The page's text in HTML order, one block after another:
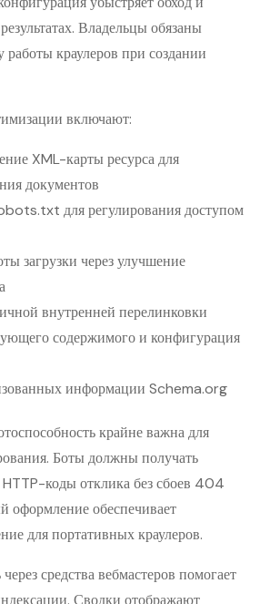
Владельцы обязаны
краулеров при создании
включают:
XML-карты ресурса для
документов
для регулирования доступом
загрузки через улучшение
внутренней перелинковки
содержимого и конфигурация
информации Schema.org
крайне важна для
Боты должны получать
коды отклика без сбоев 404
обеспечивает
для портативных краулеров.
средства вебмастеров помогает
Сводки отображают